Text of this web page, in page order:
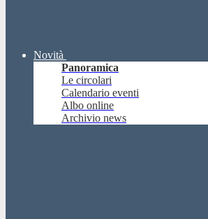
Novità
Panoramica
Le circolari
Calendario eventi
Albo online
Archivio news